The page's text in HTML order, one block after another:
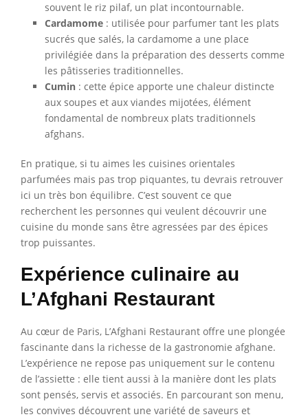
souvent le riz pilaf, un plat incontournable.
Cardamome : utilisée pour parfumer tant les plats
sucrés que salés, la cardamome a une place
privilégiée dans la préparation des desserts comme
les pâtisseries traditionnelles.
Cumin : cette épice apporte une chaleur distincte
aux soupes et aux viandes mijotées, élément
fondamental de nombreux plats traditionnels
afghans.
En pratique, si tu aimes les cuisines orientales
parfumées mais pas trop piquantes, tu devrais retrouver
ici un très bon équilibre. C’est souvent ce que
recherchent les personnes qui veulent découvrir une
cuisine du monde sans être agressées par des épices
trop puissantes.
Expérience culinaire au
L’Afghani Restaurant
Au cœur de Paris, L’Afghani Restaurant offre une plongée
fascinante dans la richesse de la gastronomie afghane.
L’expérience ne repose pas uniquement sur le contenu
de l’assiette : elle tient aussi à la manière dont les plats
sont pensés, servis et associés. En parcourant son menu,
les convives découvrent une variété de saveurs et